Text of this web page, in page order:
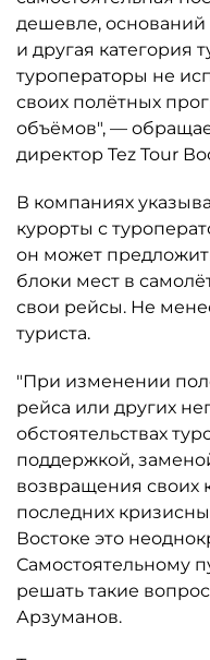
дешевле, оснований
и другая категория
туроператоры не
своих полётных
объёмов", —
директор Tez Tour
В компаниях
курорты с
он может
блоки мест в
свои рейсы. Не
туриста.
"При изменении
рейса или других
обстоятельствах
поддержкой,
возвращения своих
последних
Востоке это
Самостоятельному
решать такие
Арзуманов.